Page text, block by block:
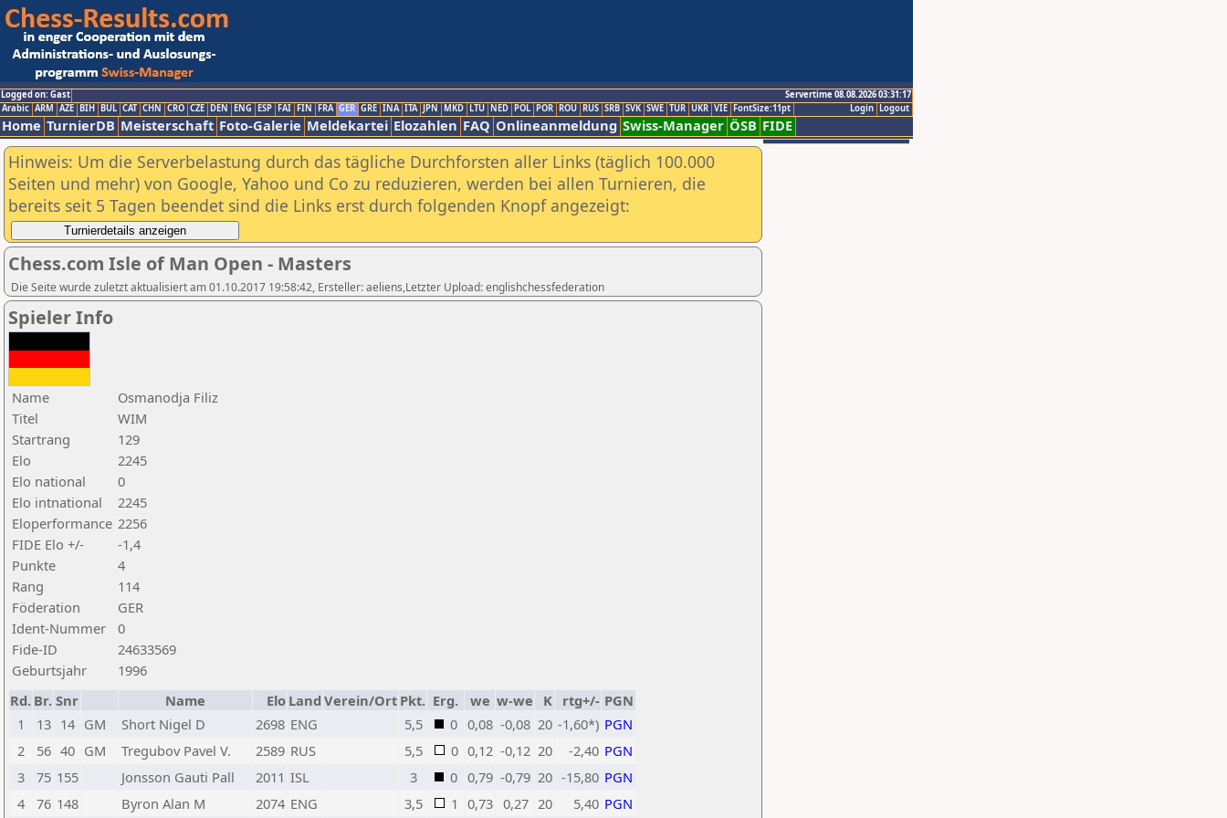
Logged on: Gast
Servertime 08.08.2026 03:31:17
Logout
Login
Arabic ARM AZE BIH BUL CAT CHN CRO CZE DEN ENG ESP FAI FIN FRA GER GRE INA ITA JPN MKD LTU NED POL POR ROU RUS SRB SVK SWE TUR UKR VIE FontSize:11pt
Home TurnierDB Meisterschaft Foto-Galerie Meldekartei Elozahlen FAQ Onlineanmeldung Swiss-Manager ÖSB FIDE
Hinweis: Um die Serverbelastung durch das tägliche Durchforsten aller Links (täglich 100.000
Seiten und mehr) von Google, Yahoo und Co zu reduzieren, werden bei allen Turnieren, die
bereits seit 5 Tagen beendet sind die Links erst durch folgenden Knopf angezeigt:
Chess.com Isle of Man Open - Masters
Die Seite wurde zuletzt aktualisiert am 01.10.2017 19:58:42, Ersteller: aeliens,Letzter Upload: englishchessfederation
Spieler Info
Name
Osmanodja Filiz
Titel
WIM
Startrang
129
Elo
2245
Elo national
0
Elo intnational
2245
Eloperformance 2256
FIDE Elo +/-
-1,4
Punkte
4
Rang
114
Föderation
GER
Ident-Nummer
0
Fide-ID
24633569
Geburtsjahr
1996
Rd. Br. Snr Name Elo Land Verein/Ort Pkt. Erg. we w-we K rtg+/- PGN
1
13 14 GM Short Nigel D 2698 ENG 5,5 0 0,08 -0,08 20 -1,60*) PGN
2
56 40 GM Tregubov Pavel V. 2589 RUS 5,5 0 0,12 -0,12 20 -2,40 PGN
3
75 155 Jonsson Gauti Pall 2011 ISL 3 0 0,79 -0,79 20 -15,80 PGN
4
76 148 Byron Alan M 2074 ENG 3,5 1 0,73 0,27 20 5,40 PGN